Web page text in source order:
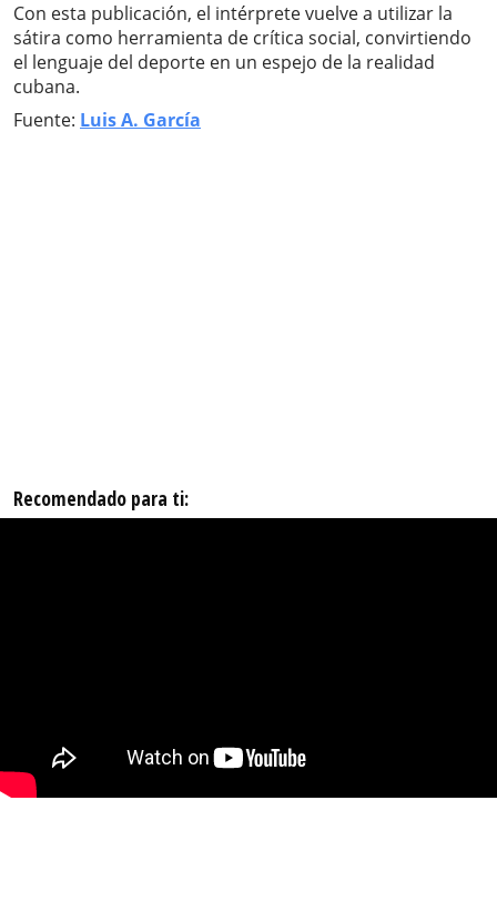
Con esta publicación, el intérprete vuelve a utilizar la
sátira como herramienta de crítica social, convirtiendo
el lenguaje del deporte en un espejo de la realidad
cubana.
Fuente: Luis A. García
Recomendado para ti: